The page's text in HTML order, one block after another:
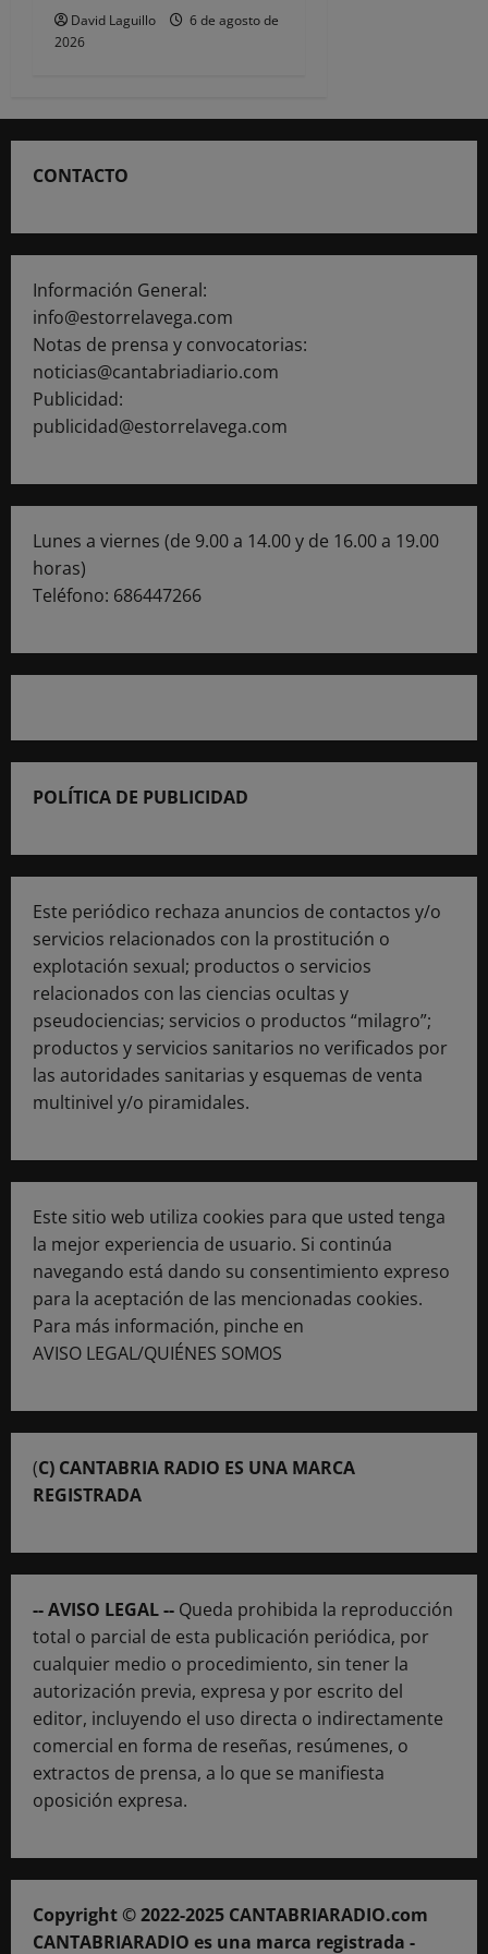
David Laguillo
6 de agosto de
2026
CONTACTO
Información General:
info@estorrelavega.com
Notas de prensa y convocatorias:
noticias@cantabriadiario.com
Publicidad:
publicidad@estorrelavega.com
Lunes a viernes (de 9.00 a 14.00 y de 16.00 a 19.00
horas)
Teléfono: 686447266
POLÍTICA DE PUBLICIDAD
Este periódico rechaza anuncios de contactos y/o
servicios relacionados con la prostitución o
explotación sexual; productos o servicios
relacionados con las ciencias ocultas y
pseudociencias; servicios o productos “milagro”;
productos y servicios sanitarios no verificados por
las autoridades sanitarias y esquemas de venta
multinivel y/o piramidales.
Este sitio web utiliza cookies para que usted tenga
la mejor experiencia de usuario. Si continúa
navegando está dando su consentimiento expreso
para la aceptación de las mencionadas cookies.
Para más información, pinche en
AVISO LEGAL/QUIÉNES SOMOS
(C) CANTABRIA RADIO ES UNA MARCA
REGISTRADA
-- AVISO LEGAL -- Queda prohibida la reproducción
total o parcial de esta publicación periódica, por
cualquier medio o procedimiento, sin tener la
autorización previa, expresa y por escrito del
editor, incluyendo el uso directa o indirectamente
comercial en forma de reseñas, resúmenes, o
extractos de prensa, a lo que se manifiesta
oposición expresa.
Copyright © 2022-2025 CANTABRIARADIO.com
CANTABRIARADIO es una marca registrada -